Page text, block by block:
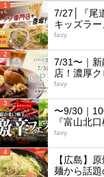
1
7/27│『尾
キッズラ
favy
2
7/31〜｜新
店！濃厚
favy
3
〜9/30｜
『富山北
favy
4
【広島】
麺から話